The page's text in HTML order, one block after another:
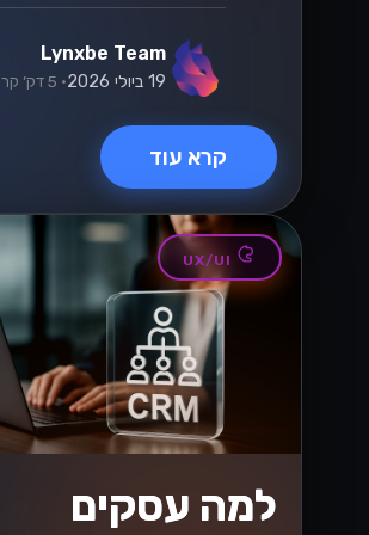
Lynxbe Team
19 ביולי 2026 • 5 דק׳ קריאה
קרא עוד
UX/UI
למה עסקים